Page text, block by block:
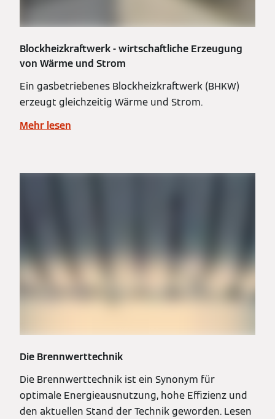
Blockheizkraftwerk - wirtschaftliche Erzeugung
von Wärme und Strom
Ein gasbetriebenes Blockheizkraftwerk (BHKW)
erzeugt gleichzeitig Wärme und Strom.
Mehr lesen
Die Brennwerttechnik
Die Brennwerttechnik ist ein Synonym für
optimale Energieausnutzung, hohe Effizienz und
den aktuellen Stand der Technik geworden. Lesen